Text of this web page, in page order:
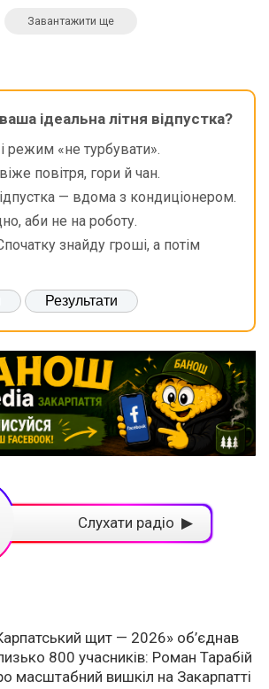
Завантажити ще
ідеальна літня відпустка?
режим «не турбувати».
повітря, гори й чан.
— вдома з кондиціонером.
аби не на роботу.
знайду гроші, а потім
Слухати радіо ▶
щит — 2026» об’єднав
800 учасників: Роман Тарабій
масштабний вишкіл на Закарпатті